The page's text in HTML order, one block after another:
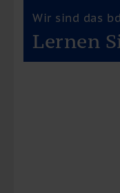
Referenzen
Pressespiegel
Publikationen
Wir sind das
Lernen